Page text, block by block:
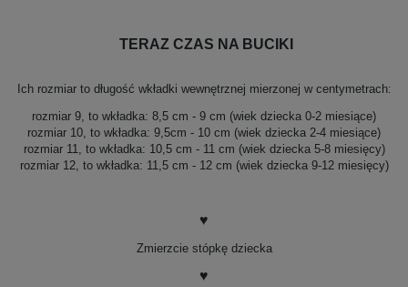
TERAZ CZAS NA BUCIKI
Ich rozmiar to długość wkładki wewnętrznej mierzonej w centymetrach:
rozmiar 9, to wkładka: 8,5 cm - 9 cm (wiek dziecka 0-2 miesiące)
rozmiar 10, to wkładka: 9,5cm - 10 cm (wiek dziecka 2-4 miesiące)
rozmiar 11, to wkładka: 10,5 cm - 11 cm (wiek dziecka 5-8 miesięcy)
rozmiar 12, to wkładka: 11,5 cm - 12 cm (wiek dziecka 9-12 miesięcy)
♥
Zmierzcie stópkę dziecka
♥